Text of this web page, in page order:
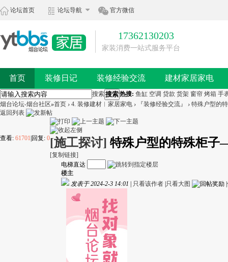
论坛首页 论坛导航 官方微信
17362130203
家装消费一站式服务平台
首页 装修日记 装修经验交流 建材家居家电
搜索搜索热搜: 鱼缸 空调 贷款 货架 窗帘 烤箱 手
烟台论坛-烟台社区»首页 › 4. 装修建材︱家居家电 › 『装修经验交流』 › 特殊户型的
返回列表
查看: 61701 回复: 0[施工探讨] 特殊户型的特殊柜
[复制链接]
电梯直达
楼主
发表于 2024-2-3 14:01
只看该作者 只看大图